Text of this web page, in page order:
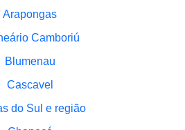
Arapongas
Camboriú
Blumenau
Cascavel
do Sul e região